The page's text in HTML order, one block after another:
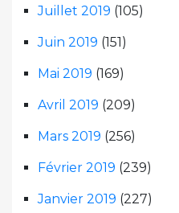
Juillet 2019 (105)
Juin 2019 (151)
Mai 2019 (169)
Avril 2019 (209)
Mars 2019 (256)
Février 2019 (239)
Janvier 2019 (227)